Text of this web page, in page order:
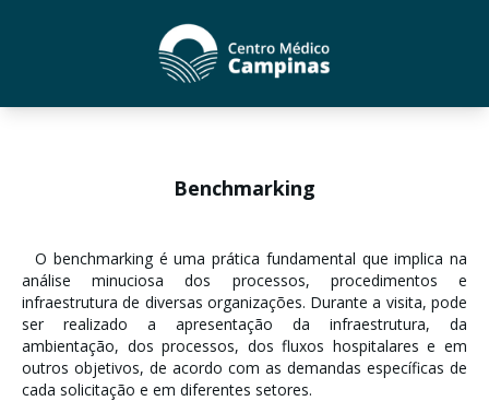
Benchmarking
O benchmarking é uma prática fundamental que implica na
análise minuciosa dos processos, procedimentos e
infraestrutura de diversas organizações. Durante a visita, pode
ser realizado a apresentação da infraestrutura, da
ambientação, dos processos, dos fluxos hospitalares e em
outros objetivos, de acordo com as demandas específicas de
cada solicitação e em diferentes setores.